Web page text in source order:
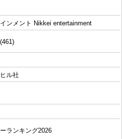
ンメント Nikkei entertainment
ル社
ランキング2026